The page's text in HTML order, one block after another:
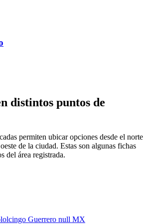
distintos puntos de
permiten ubicar opciones desde el norte
de la ciudad. Estas son algunas fichas
del área registrada.
Guerrero null MX